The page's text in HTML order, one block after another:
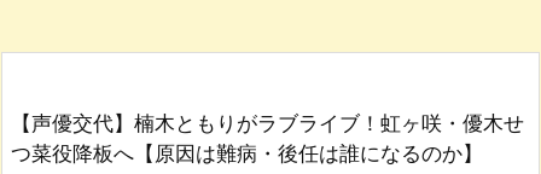
【声優交代】楠木ともりがラブライブ！虹ヶ咲・優木せ
つ菜役降板へ【原因は難病・後任は誰になるのか】